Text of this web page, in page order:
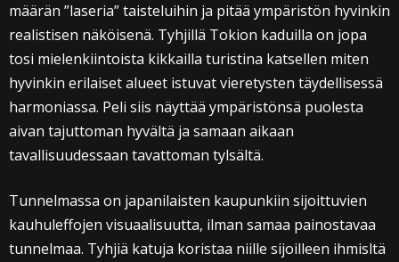
määrän ”laseria” taisteluihin ja pitää ympäristön hyvinkin
realistisen näköisenä. Tyhjillä Tokion kaduilla on jopa
tosi mielenkiintoista kikkailla turistina katsellen miten
hyvinkin erilaiset alueet istuvat vieretysten täydellisessä
harmoniassa. Peli siis näyttää ympäristönsä puolesta
aivan tajuttoman hyvältä ja samaan aikaan
tavallisuudessaan tavattoman tylsältä.
Tunnelmassa on japanilaisten kaupunkiin sijoittuvien
kauhuleffojen visuaalisuutta, ilman samaa painostavaa
tunnelmaa. Tyhjiä katuja koristaa niille sijoilleen ihmisltä